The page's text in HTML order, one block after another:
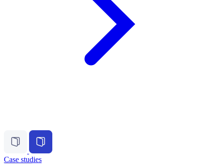
Case studies